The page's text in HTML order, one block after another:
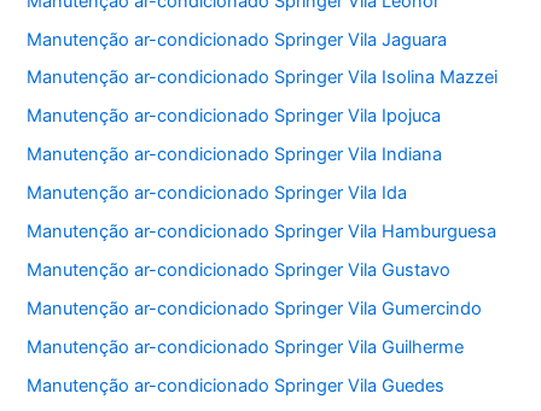
Manutenção ar-condicionado Springer Vila Jaguara
Manutenção ar-condicionado Springer Vila Isolina Mazzei
Manutenção ar-condicionado Springer Vila Ipojuca
Manutenção ar-condicionado Springer Vila Indiana
Manutenção ar-condicionado Springer Vila Ida
Manutenção ar-condicionado Springer Vila Hamburguesa
Manutenção ar-condicionado Springer Vila Gustavo
Manutenção ar-condicionado Springer Vila Gumercindo
Manutenção ar-condicionado Springer Vila Guilherme
Manutenção ar-condicionado Springer Vila Guedes